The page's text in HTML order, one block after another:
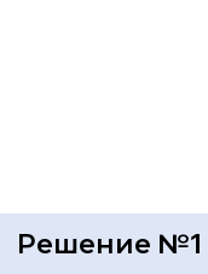
Решение №1